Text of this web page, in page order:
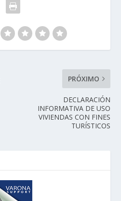
PRÓXIMO
DECLARACIÓN
INFORMATIVA DE USO
VIVIENDAS CON FINES
TURÍSTICOS